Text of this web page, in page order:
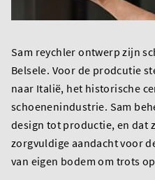
Sam reychler ontwerp zijn
Belsele. Voor de prodcutie
naar Italië, het historische
schoenenindustrie. Sam
design tot productie, en dat
zorgvuldige aandacht voor
van eigen bodem om trots